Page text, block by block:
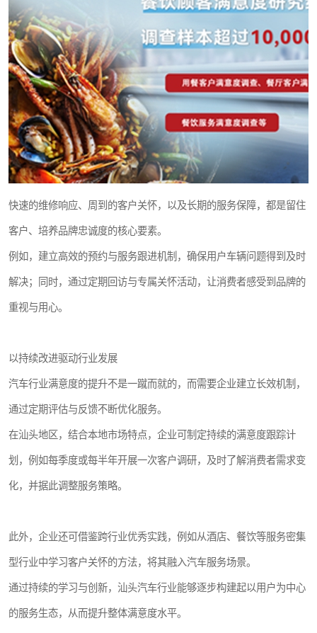
快速的维修响应、周到的客户关怀，以及长期的服务保障，都是留住
客户、培养品牌忠诚度的核心要素。
例如，建立高效的预约与服务跟进机制，确保用户车辆问题得到及时
解决；同时，通过定期回访与专属关怀活动，让消费者感受到品牌的
重视与用心。
以持续改进驱动行业发展
汽车行业满意度的提升不是一蹴而就的，而需要企业建立长效机制，
通过定期评估与反馈不断优化服务。
在汕头地区，结合本地市场特点，企业可制定持续的满意度跟踪计
划，例如每季度或每半年开展一次客户调研，及时了解消费者需求变
化，并据此调整服务策略。
此外，企业还可借鉴跨行业优秀实践，例如从酒店、餐饮等服务密集
型行业中学习客户关怀的方法，将其融入汽车服务场景。
通过持续的学习与创新，汕头汽车行业能够逐步构建起以用户为中心
的服务生态，从而提升整体满意度水平。